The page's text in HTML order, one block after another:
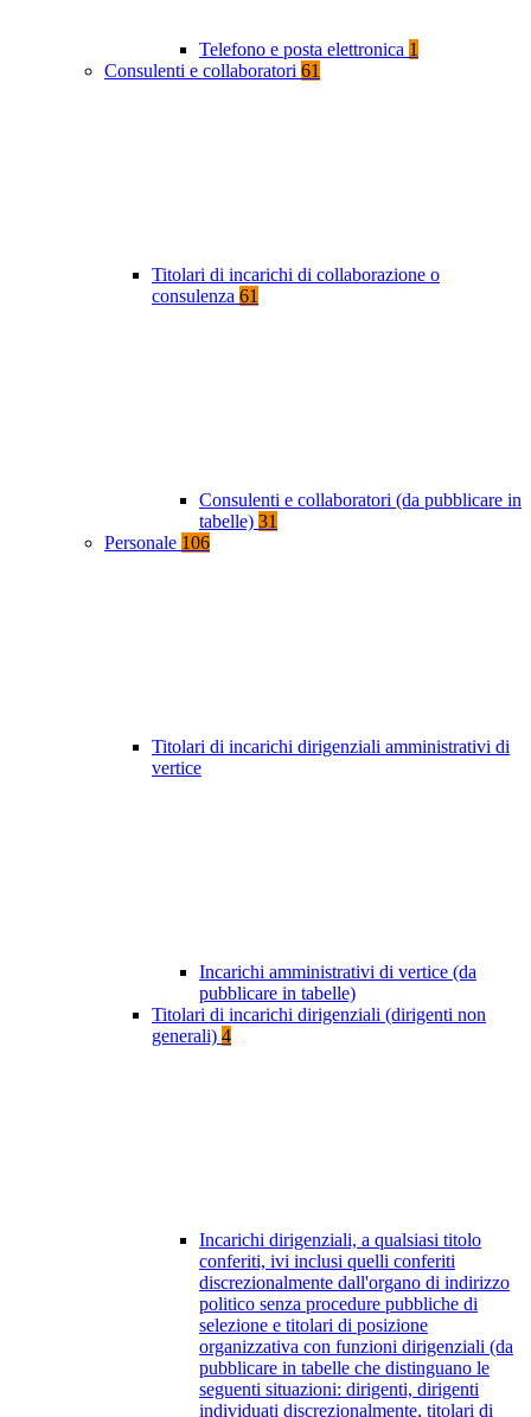
Telefono e posta elettronica 1
Consulenti e collaboratori 61
Titolari di incarichi di collaborazione o
consulenza 61
Consulenti e collaboratori (da pubblicare in
tabelle) 31
Personale 106
Titolari di incarichi dirigenziali amministrativi di
vertice
Incarichi amministrativi di vertice (da
pubblicare in tabelle)
Titolari di incarichi dirigenziali (dirigenti non
generali) 4
Incarichi dirigenziali, a qualsiasi titolo
conferiti, ivi inclusi quelli conferiti
discrezionalmente dall'organo di indirizzo
politico senza procedure pubbliche di
selezione e titolari di posizione
organizzativa con funzioni dirigenziali (da
pubblicare in tabelle che distinguano le
seguenti situazioni: dirigenti, dirigenti
individuati discrezionalmente, titolari di